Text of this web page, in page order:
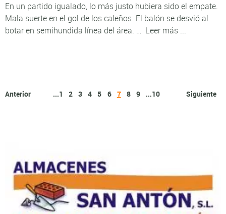
En un partido igualado, lo más justo hubiera sido el empate.
Mala suerte en el gol de los caleños. El balón se desvió al
botar en semihundida línea del área. … Leer más ...
Anterior ...1 2 3 4 5 6 7 8 9 ...10 Siguiente